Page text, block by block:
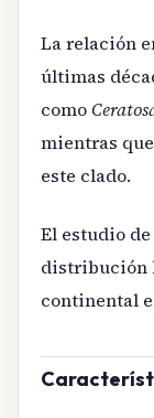
La relación
últimas
como
mientras
este clado.
El estudio
distribución
continental